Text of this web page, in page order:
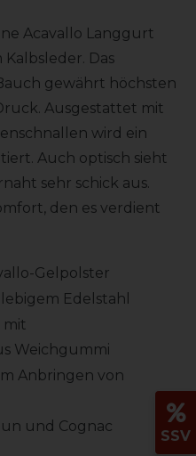
Acavallo Langgurt
Das
gewährt höchsten
Ausgestattet mit
wird ein
Auch optisch sieht
sehr schick aus.
den es verdient
Gelpolster
Edelstahl
mit
Weichgummi
Anbringen von
und Cognac
SSV